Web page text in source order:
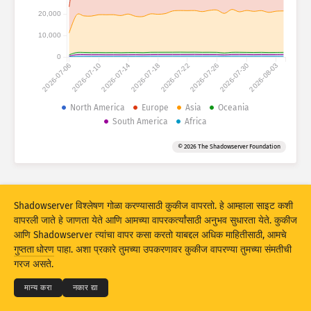
हल्ल्याची आकडेवारी: उपकरणे
अपडेट करा रिसेट
PNG म्हणून डाउनलोड करा
2026-07-062026-07-102026-07-142026-07-182026-07-222026-07-262026-07-302026-08-03
0
10,000
20,000
North America Europe Asia
Oceania
South America
Africa
© 2026 The Shadowserver Foundation
© 2026THE SHADOWSERVER FOUNDATION
गुप्तता आणि अटी
आम्हाला संपर्क करा श्रेय
Shadowserver विश्लेषण गोळा करण्यासाठी कुकीज वापरतो. हे आम्हाला साइट कशी
वापरली जाते हे जाणता येते आणि आमच्या वापरकर्त्यांसाठी अनुभव सुधारता येते. कुकीज
आणि Shadowserver त्यांचा वापर कसा करतो याबद्दल अधिक माहितीसाठी, आमचे
गुप्तता धोरण पाहा. अशा प्रकारे तुमच्या उपकरणावर कुकीज वापरण्या तुमच्या संमतीची
गरज असते.
मान्य करा नकार द्या